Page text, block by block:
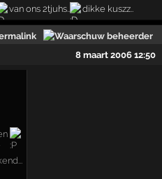
van ons 2tjuhs.. dikke kuszz..
8 maart 2006 12:50